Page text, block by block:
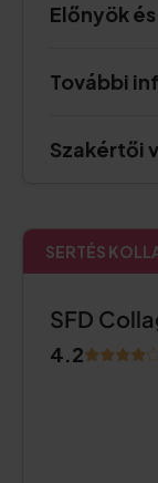
Előnyök
További
Szakértői
SERTÉS
SFD
4.2